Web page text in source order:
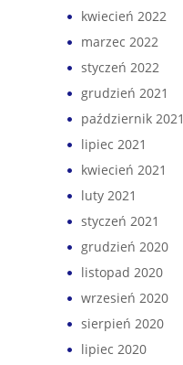
kwiecień 2022
marzec 2022
styczeń 2022
grudzień 2021
październik 2021
lipiec 2021
kwiecień 2021
luty 2021
styczeń 2021
grudzień 2020
listopad 2020
wrzesień 2020
sierpień 2020
lipiec 2020